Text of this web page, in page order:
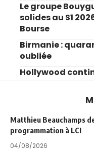
Le groupe
solides au S1
Bourse
Birmanie :
oubliée
Hollywood
Matthieu Beauchamps
programmation à LCI
04/08/2026